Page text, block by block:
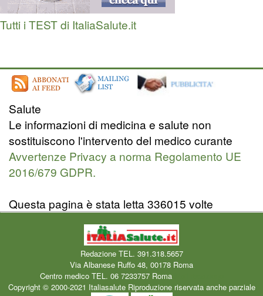
Tutti i TEST di ItaliaSalute.it
Salute
Le informazioni di medicina e salute non
sostituiscono l'intervento del medico curante
Avvertenze Privacy a norma Regolamento UE
2016/679 GDPR.
Questa pagina è stata letta 336015 volte
Redazione TEL. 391.318.5657
Via Albanese Ruffo 48, 00178 Roma
Centro medico TEL. 06 7233757 Roma
Copyright © 2000-2021 Italiasalute Riproduzione riservata anche parziale